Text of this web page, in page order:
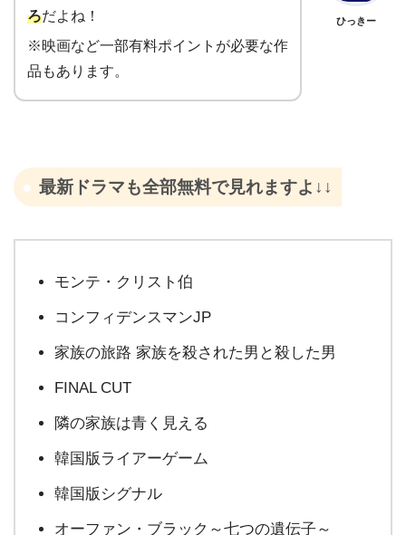
ろだよね！
※映画など一部有料ポイントが必要な作
品もあります。
ひっきー
最新ドラマも全部無料で見れますよ↓↓
モンテ・クリスト伯
コンフィデンスマンJP
家族の旅路 家族を殺された男と殺した男
FINAL CUT
隣の家族は青く見える
韓国版ライアーゲーム
韓国版シグナル
オーファン・ブラック～七つの遺伝子～